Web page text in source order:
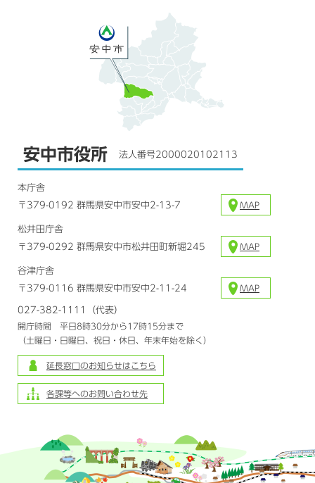
安中市役所 法人番号2000020102113
本庁舎
〒379-0192 群馬県安中市安中2-13-7
MAP
松井田庁舎
〒379-0292 群馬県安中市松井田町新堀245
MAP
谷津庁舎
〒379-0116 群馬県安中市安中2-11-24
MAP
027-382-1111（代表）
開庁時間 平日8時30分から17時15分まで
（土曜日・日曜日、祝日・休日、年末年始を除く）
延長窓口のお知らせはこちら
各課等へのお問い合わせ先